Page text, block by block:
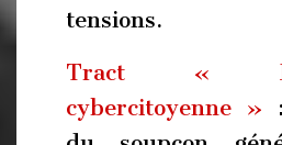
tensions.
Tract «
cybercitoyenne »